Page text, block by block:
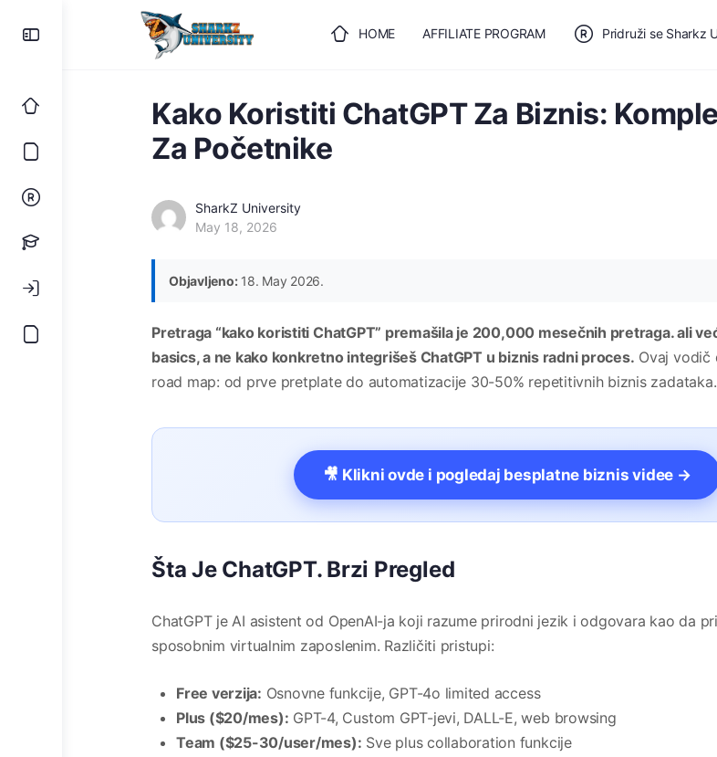
HOME AFFILIATE PROGRAM Pridruži se Sharkz
ULOGUJTE SE 🎯 BESPLATAN PLAN
Kako Koristiti ChatGPT Za Biznis:
Za Početnike
SharkZ University
May 18, 2026
Objavljeno:18. May 2026.
Pretraga “kako koristiti ChatGPT” premašila je 200,000 mesečnih pretraga. ali
basics, a ne kako konkretno integrišeš ChatGPT u biznis radni proces. Ovaj vodič
road map: od prve pretplate do automatizacije 30-50% repetitivnih biznis zadataka.
🎥 Klikni ovde i pogledaj besplatne biznis videe →
Šta Je ChatGPT. Brzi Pregled
ChatGPT je AI asistent od OpenAI-ja koji razume prirodni jezik i odgovara kao da
sposobnim virtualnim zaposlenim. Različiti pristupi:
Free verzija: Osnovne funkcije, GPT-4o limited access
Plus ($20/mes): GPT-4, Custom GPT-jevi, DALL-E, web browsing
Team ($25-30/user/mes): Sve plus collaboration funkcije